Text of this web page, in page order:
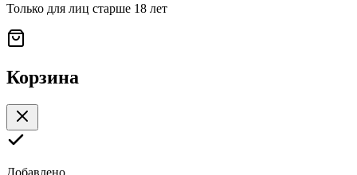
Только для лиц старше 18 лет
Корзина
Добавлено